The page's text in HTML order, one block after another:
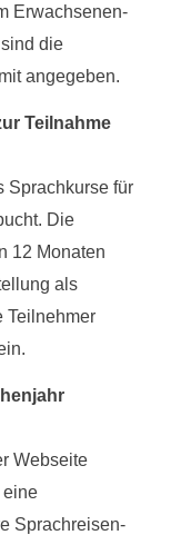
Erwachsenen-
die
angegeben.
Teilnahme
Sprachkurse für
Die
12 Monaten
als
Teilnehmer
Webseite
eine
Sprachreisen-